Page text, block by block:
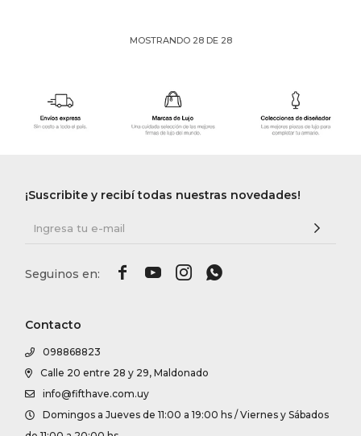
MOSTRANDO 28DE 28
Contacto
098868823
Calle 20 entre 28 y 29, Maldonado
info@fifthave.com.uy
Domingos a Jueves de 11:00 a 19:00 hs / Viernes y Sábados
¡Suscribite y recibí todas nuestras novedades!
   